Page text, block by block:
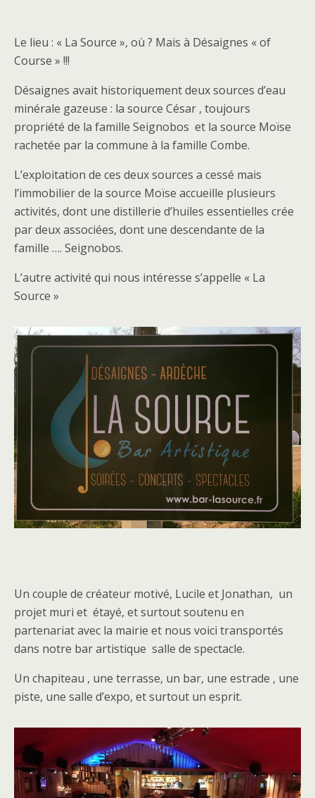
Le lieu : « La Source », où ? Mais à Désaignes « of
Course » !!!
Désaignes avait historiquement deux sources d’eau
minérale gazeuse : la source César , toujours
propriété de la famille Seignobos et la source Moïse
rachetée par la commune à la famille Combe.
L’exploitation de ces deux sources a cessé mais
l’immobilier de la source Moïse accueille plusieurs
activités, dont une distillerie d’huiles essentielles crée
par deux associées, dont une descendante de la
famille …. Seignobos.
L’autre activité qui nous intéresse s’appelle « La
Source »
Un couple de créateur motivé, Lucile et Jonathan, un
projet muri et étayé, et surtout soutenu en
partenariat avec la mairie et nous voici transportés
dans notre bar artistique salle de spectacle.
Un chapiteau , une terrasse, un bar, une estrade , une
piste, une salle d’expo, et surtout un esprit.